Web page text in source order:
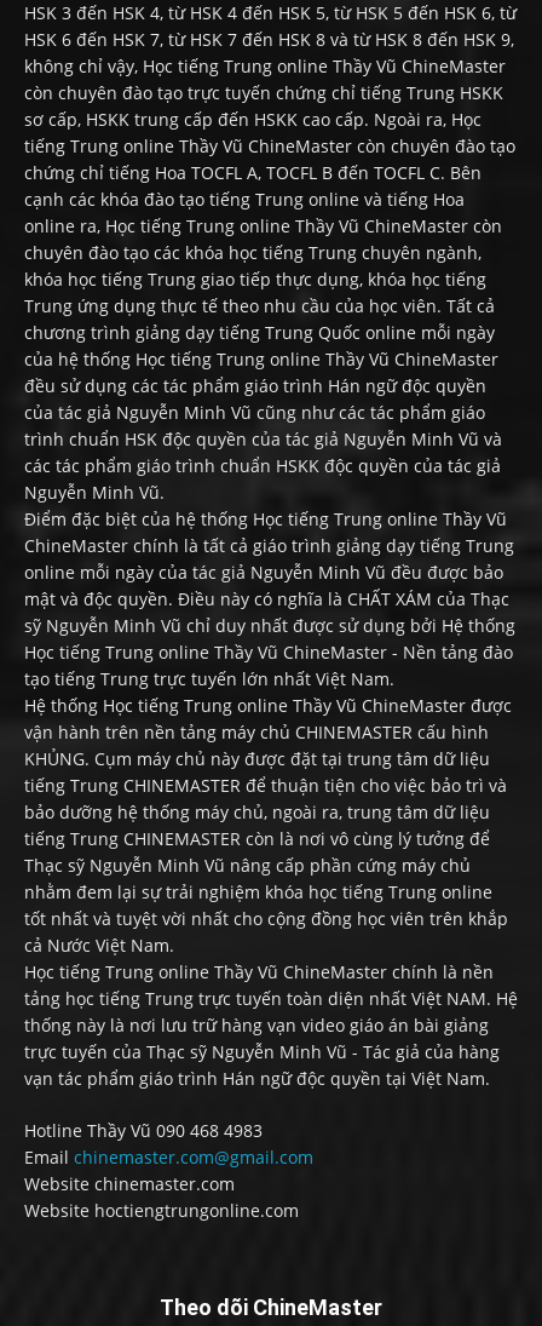
HSK 3 đến HSK 4, từ HSK 4 đến HSK 5, từ HSK 5 đến HSK 6, từ
HSK 6 đến HSK 7, từ HSK 7 đến HSK 8 và từ HSK 8 đến HSK 9,
không chỉ vậy, Học tiếng Trung online Thầy Vũ ChineMaster
còn chuyên đào tạo trực tuyến chứng chỉ tiếng Trung HSKK
sơ cấp, HSKK trung cấp đến HSKK cao cấp. Ngoài ra, Học
tiếng Trung online Thầy Vũ ChineMaster còn chuyên đào tạo
chứng chỉ tiếng Hoa TOCFL A, TOCFL B đến TOCFL C. Bên
cạnh các khóa đào tạo tiếng Trung online và tiếng Hoa
online ra, Học tiếng Trung online Thầy Vũ ChineMaster còn
chuyên đào tạo các khóa học tiếng Trung chuyên ngành,
khóa học tiếng Trung giao tiếp thực dụng, khóa học tiếng
Trung ứng dụng thực tế theo nhu cầu của học viên. Tất cả
chương trình giảng dạy tiếng Trung Quốc online mỗi ngày
của hệ thống Học tiếng Trung online Thầy Vũ ChineMaster
đều sử dụng các tác phẩm giáo trình Hán ngữ độc quyền
của tác giả Nguyễn Minh Vũ cũng như các tác phẩm giáo
trình chuẩn HSK độc quyền của tác giả Nguyễn Minh Vũ và
các tác phẩm giáo trình chuẩn HSKK độc quyền của tác giả
Nguyễn Minh Vũ.
Điểm đặc biệt của hệ thống Học tiếng Trung online Thầy Vũ
ChineMaster chính là tất cả giáo trình giảng dạy tiếng Trung
online mỗi ngày của tác giả Nguyễn Minh Vũ đều được bảo
mật và độc quyền. Điều này có nghĩa là CHẤT XÁM của Thạc
sỹ Nguyễn Minh Vũ chỉ duy nhất được sử dụng bởi Hệ thống
Học tiếng Trung online Thầy Vũ ChineMaster - Nền tảng đào
tạo tiếng Trung trực tuyến lớn nhất Việt Nam.
Hệ thống Học tiếng Trung online Thầy Vũ ChineMaster được
vận hành trên nền tảng máy chủ CHINEMASTER cấu hình
KHỦNG. Cụm máy chủ này được đặt tại trung tâm dữ liệu
tiếng Trung CHINEMASTER để thuận tiện cho việc bảo trì và
bảo dưỡng hệ thống máy chủ, ngoài ra, trung tâm dữ liệu
tiếng Trung CHINEMASTER còn là nơi vô cùng lý tưởng để
Thạc sỹ Nguyễn Minh Vũ nâng cấp phần cứng máy chủ
nhằm đem lại sự trải nghiệm khóa học tiếng Trung online
tốt nhất và tuyệt vời nhất cho cộng đồng học viên trên khắp
cả Nước Việt Nam.
Học tiếng Trung online Thầy Vũ ChineMaster chính là nền
tảng học tiếng Trung trực tuyến toàn diện nhất Việt NAM. Hệ
thống này là nơi lưu trữ hàng vạn video giáo án bài giảng
trực tuyến của Thạc sỹ Nguyễn Minh Vũ - Tác giả của hàng
vạn tác phẩm giáo trình Hán ngữ độc quyền tại Việt Nam.
Hotline Thầy Vũ 090 468 4983
Email chinemaster.com@gmail.com
Website chinemaster.com
Website hoctiengtrungonline.com
Theo dõi ChineMaster